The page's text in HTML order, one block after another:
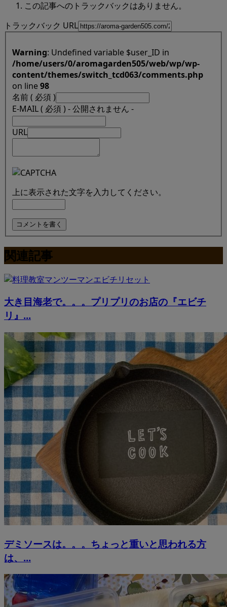
この記事へのトラックバックはありません。
トラックバック URL
Warning : Undefined variable $user_ID in
/home/users/0/aromagarden505/web/wp/wp-
content/themes/switch_tcd063/comments.php
on line98
名前 ( 必須 )
E-MAIL ( 必須 ) - 公開されません -
URL
上に表示された文字を入力してください。
関連記事
大き目海老で。。。プリプリのお店の『エビチ
リ』...
デミソースは。。。ちょっと重いと思われる方
は、...